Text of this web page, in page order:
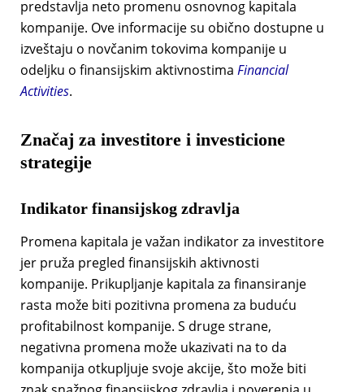
predstavlja neto promenu osnovnog kapitala
kompanije. Ove informacije su obično dostupne u
izveštaju o novčanim tokovima kompanije u
odeljku o finansijskim aktivnostima Financial
Activities.
Značaj za investitore i investicione
strategije
Indikator finansijskog zdravlja
Promena kapitala je važan indikator za investitore
jer pruža pregled finansijskih aktivnosti
kompanije. Prikupljanje kapitala za finansiranje
rasta može biti pozitivna promena za buduću
profitabilnost kompanije. S druge strane,
negativna promena može ukazivati na to da
kompanija otkupljuje svoje akcije, što može biti